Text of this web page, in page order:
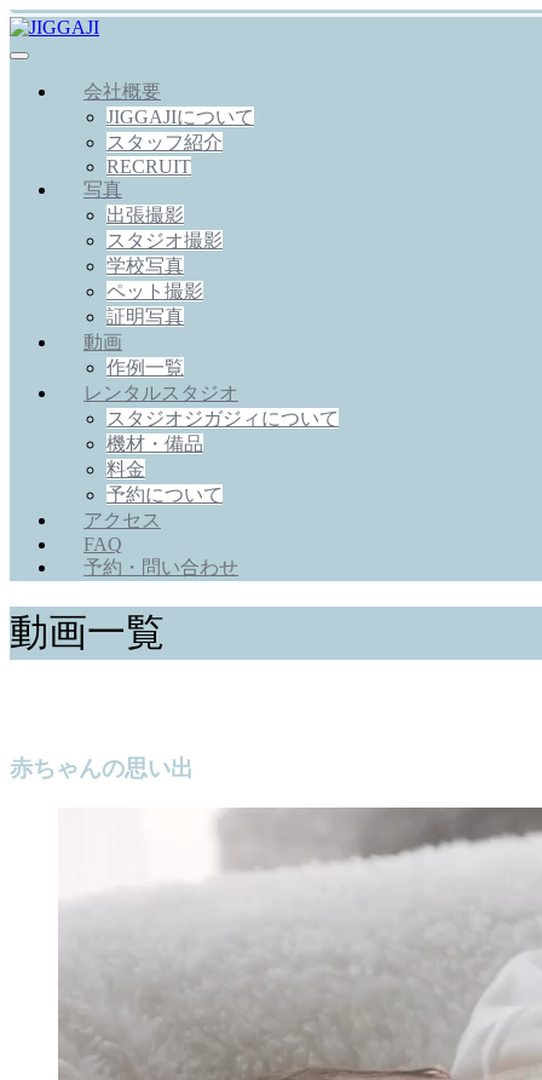
会社概要
JIGGAJIについて
スタッフ紹介
RECRUIT
写真
出張撮影
スタジオ撮影
学校写真
ペット撮影
証明写真
動画
作例一覧
レンタルスタジオ
スタジオジガジィについて
機材・備品
料金
予約について
アクセス
FAQ
予約・問い合わせ
動画一覧
赤ちゃんの思い出